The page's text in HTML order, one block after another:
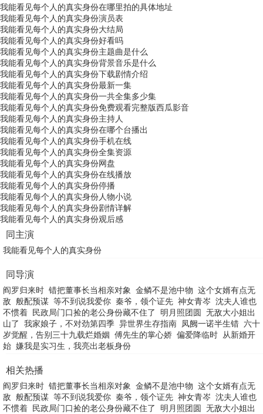
我能看见每个人的真实身份在哪里拍的具体地址
我能看见每个人的真实身份演员表
我能看见每个人的真实身份大结局
我能看见每个人的真实身份好看吗
我能看见每个人的真实身份主题曲是什么
我能看见每个人的真实身份背景音乐是什么
我能看见每个人的真实身份下载剧情介绍
我能看见每个人的真实身份最新一集
我能看见每个人的真实身份一共全集多少集
我能看见每个人的真实身份免费观看完整版西瓜影音
我能看见每个人的真实身份主持人
我能看见每个人的真实身份在哪个台播出
我能看见每个人的真实身份手机在线
我能看见每个人的真实身份全集资源
我能看见每个人的真实身份网盘
我能看见每个人的真实身份在线播放
我能看见每个人的真实身份停播
我能看见每个人的真实身份人物小说
我能看见每个人的真实身份剧情详解
我能看见每个人的真实身份观后感
同主演
我能看见每个人的真实身份
同导演
阎罗归来时 错把董事长当相亲对象 金鳞不是池中物 这个女婿有点无
敌 般配预谋 等不到说我爱你 秦爷，领个证先 神女青岑 沈夫人谁也
不惯着 民政局门口捡的老公身份藏不住了 明月照团圆 无敌大小姐出
山了 我家娘子，不对劲第四季 异世界生存指南 凤阙一诺半生错 六十
岁觉醒，告别三十九载烂婚姻 傅先生的掌心娇 偏爱降临时 从新婚开
始 嫌我是实习生，我亮出老板身份
相关热播
阎罗归来时 错把董事长当相亲对象 金鳞不是池中物 这个女婿有点无
敌 般配预谋 等不到说我爱你 秦爷，领个证先 神女青岑 沈夫人谁也
不惯着 民政局门口捡的老公身份藏不住了 明月照团圆 无敌大小姐出